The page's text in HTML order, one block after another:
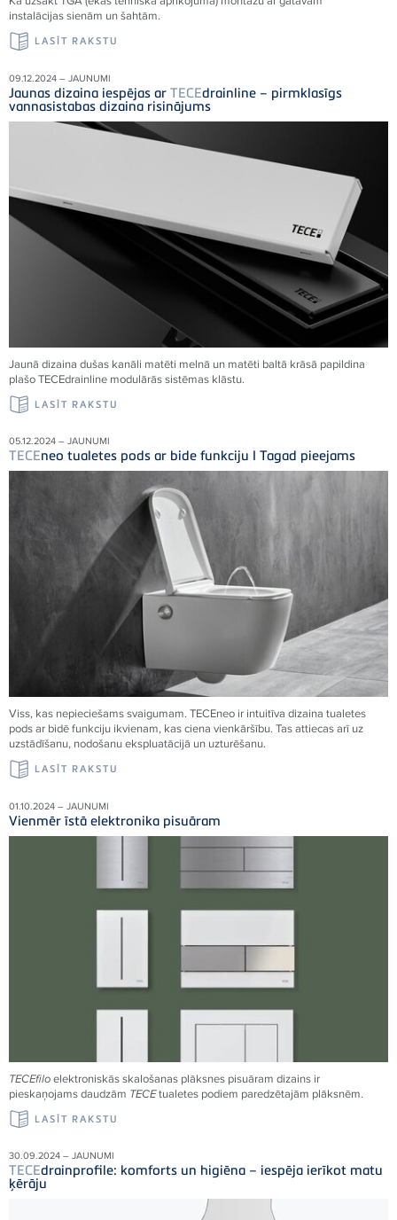
instalācijas sienām un šahtām.
LASĪT RAKSTU
09.12.2024 – JAUNUMI
Jaunas dizaina iespējas ar TECEdrainline – pirmklasīgs
vannasistabas dizaina risinājums
Jaunā dizaina dušas kanāli matēti melnā un matēti baltā krāsā papildina
plašoTECEdrainline modulārās sistēmas klāstu.
LASĪT RAKSTU
05.12.2024 – JAUNUMI
TECEneo tualetes pods ar bide funkciju I Tagad pieejams
Viss, kas nepieciešams svaigumam. TECEneo ir intuitīva dizaina tualetes
pods ar bidē funkciju ikvienam, kas ciena vienkāršību. Tas attiecas arī uz
uzstādīšanu, nodošanu ekspluatācijā un uzturēšanu.
LASĪT RAKSTU
01.10.2024 – JAUNUMI
Vienmēr īstā elektronika pisuāram
TECEfiloelektroniskās skalošanas plāksnes pisuāram dizains ir
pieskaņojams daudzām TECEtualetes podiem paredzētajām plāksnēm.
LASĪT RAKSTU
30.09.2024 – JAUNUMI
TECEdrainprofile: komforts un higiēna – iespēja ierīkot matu
ķērāju